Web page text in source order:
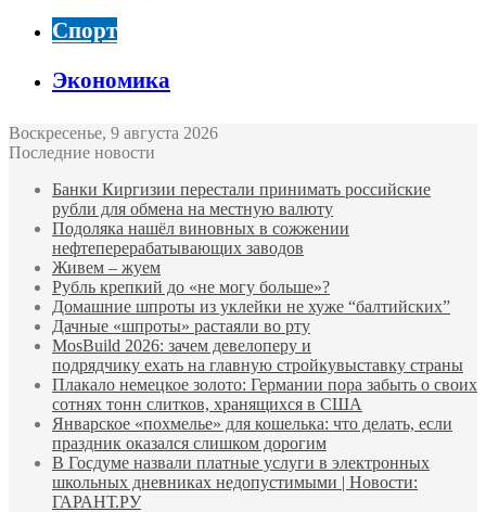
Спорт
Экономика
Воскресенье, 9 августа 2026
Последние новости
Банки Киргизии перестали принимать российские
рубли для обмена на местную валюту
Подоляка нашёл виновных в сожжении
нефтеперерабатывающих заводов
Живем – жуем
Рубль крепкий до «не могу больше»?
Домашние шпроты из уклейки не хуже “балтийских”
Дачные «шпроты» растаяли во рту
MosBuild 2026: зачем девелоперу и
подрядчиĸу ехать на главную стройĸувыставĸу страны
Плакало немецкое золото: Германии пора забыть о своих
сотнях тонн слитков, хранящихся в США
Январское «похмелье» для кошелька: что делать, если
праздник оказался слишком дорогим
В Госдуме назвали платные услуги в электронных
школьных дневниках недопустимыми | Новости:
ГАРАНТ.РУ